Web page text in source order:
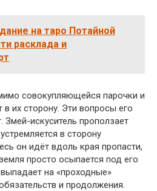
на таро Потайной
расклада и
совокупляющейся парочки и
их сторону. Эти вопросы его
Змей-искуситель проползает
в сторону
он идёт вдоль края пропасти,
просто осыпается под его
на «проходные»
и продолжения.